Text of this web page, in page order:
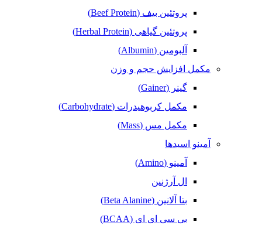
پروتئین بیف (Beef Protein)
پروتئین گیاهی (Herbal Protein)
آلبومین (Albumin)
مکمل افزایش حجم و وزن
گینر (Gainer)
مکمل کربوهیدرات (Carbohydrate)
مکمل مس (Mass)
آمینو اسیدها
آمینو (Amino)
ال آرژنین
بتا آلانین (Beta Alanine)
بی سی ای ای (BCAA)